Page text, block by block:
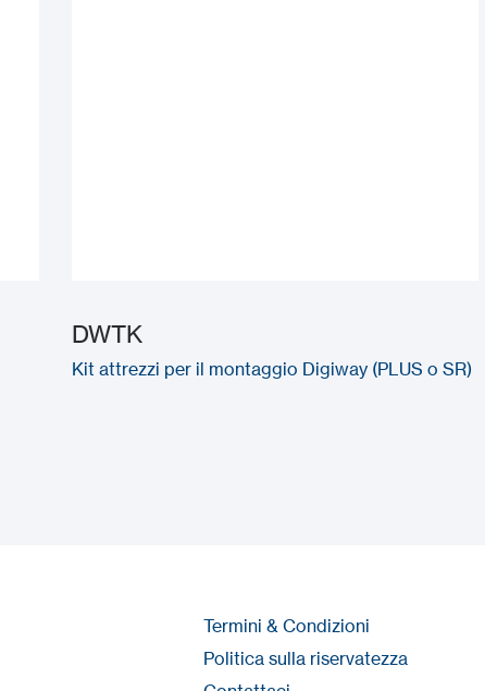
DWTK
Kit attrezzi per il montaggio Digiway (PLUS o SR)
Termini & Condizioni
Politica sulla riservatezza